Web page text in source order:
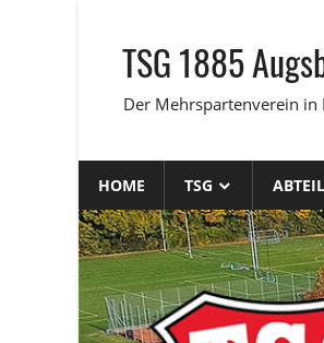
springenTSG 1885
Der Mehrspartenverein in
HOME TSG